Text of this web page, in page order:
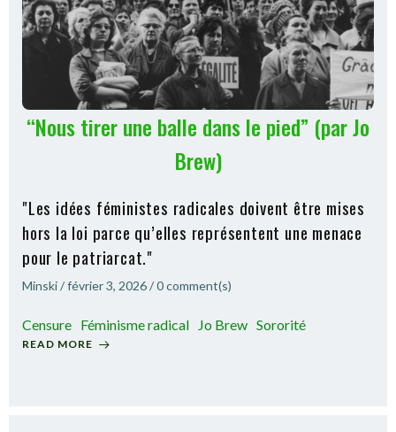
“Nous tirer une balle dans le pied” (par Jo
Brew)
"Les idées féministes radicales doivent être mises
hors la loi parce qu’elles représentent une menace
pour le patriarcat."
Minski/février 3, 2026/0comment(s)
Censure Féminisme radical Jo Brew Sororité
READ MORE